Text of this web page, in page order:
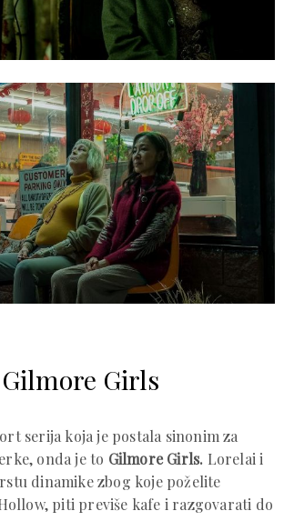
Gilmore Girls
serija koja je postala sinonim za
onda je to Gilmore Girls. Lorelai i
dinamike zbog koje poželite
piti previše kafe i razgovarati do